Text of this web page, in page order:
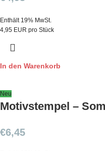
Enthält 19% MwSt.
4,95 EUR pro Stück
In den Warenkorb
Neu
Motivstempel –
€6,45